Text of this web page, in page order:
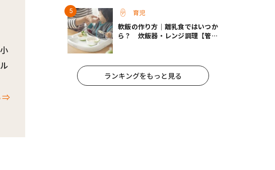
⇒
育児
軟飯の作り方｜離乳食ではいつか
ら？ 炊飯器・レンジ調理【管理
ランキングをもっと見る